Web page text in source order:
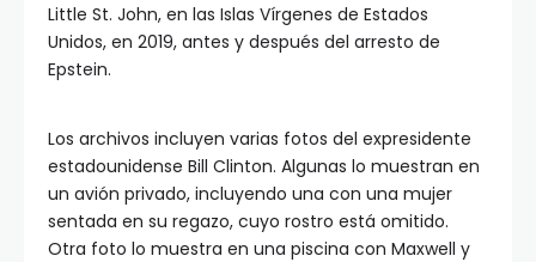
Little St. John, en las Islas Vírgenes de Estados
Unidos, en 2019, antes y después del arresto de
Epstein.
Los archivos incluyen varias fotos del expresidente
estadounidense Bill Clinton. Algunas lo muestran en
un avión privado, incluyendo una con una mujer
sentada en su regazo, cuyo rostro está omitido.
Otra foto lo muestra en una piscina con Maxwell y